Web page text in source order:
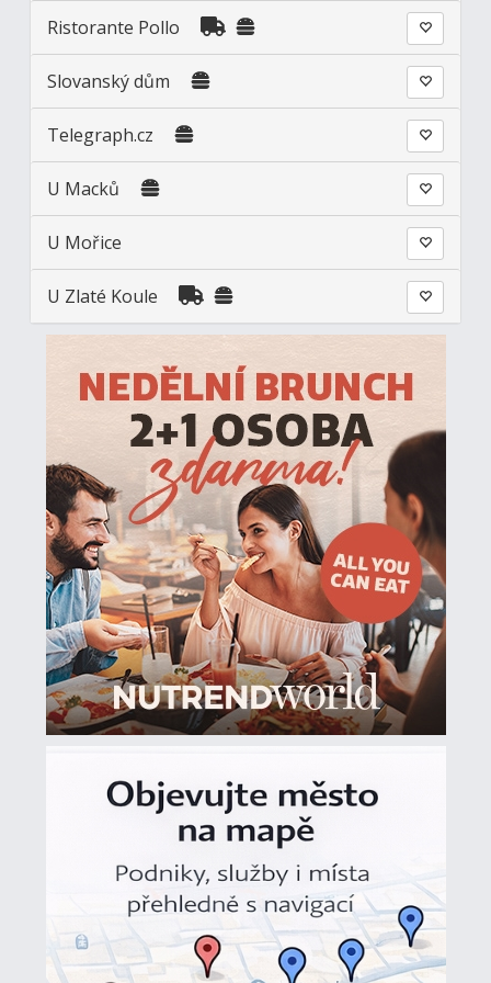
Ristorante Pollo
Slovanský dům
Telegraph.cz
U Macků
U Mořice
U Zlaté Koule